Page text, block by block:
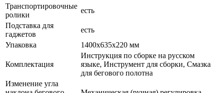
Транспортировочные
ролики
есть
Подставка для
гаджетов
есть
Упаковка
1400x635x220 мм
Комплектация
Инструкция по сборке на русском
языке, Инструмент для сборки, Смазка
для бегового полотна
Изменение угла